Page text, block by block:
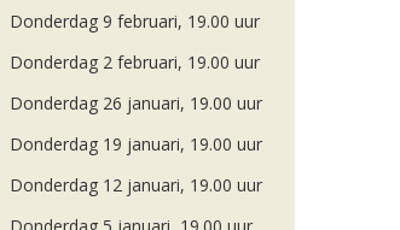
Donderdag 9 februari, 19.00 uur
Donderdag 2 februari, 19.00 uur
Donderdag 26 januari, 19.00 uur
Donderdag 19 januari, 19.00 uur
Donderdag 12 januari, 19.00 uur